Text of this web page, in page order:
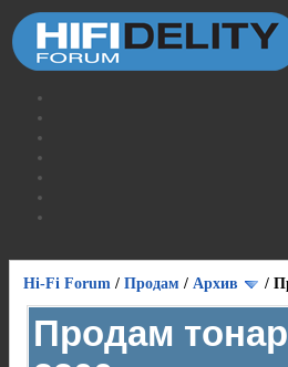
Hi-Fi Forum / Продам / Архив /
Продам